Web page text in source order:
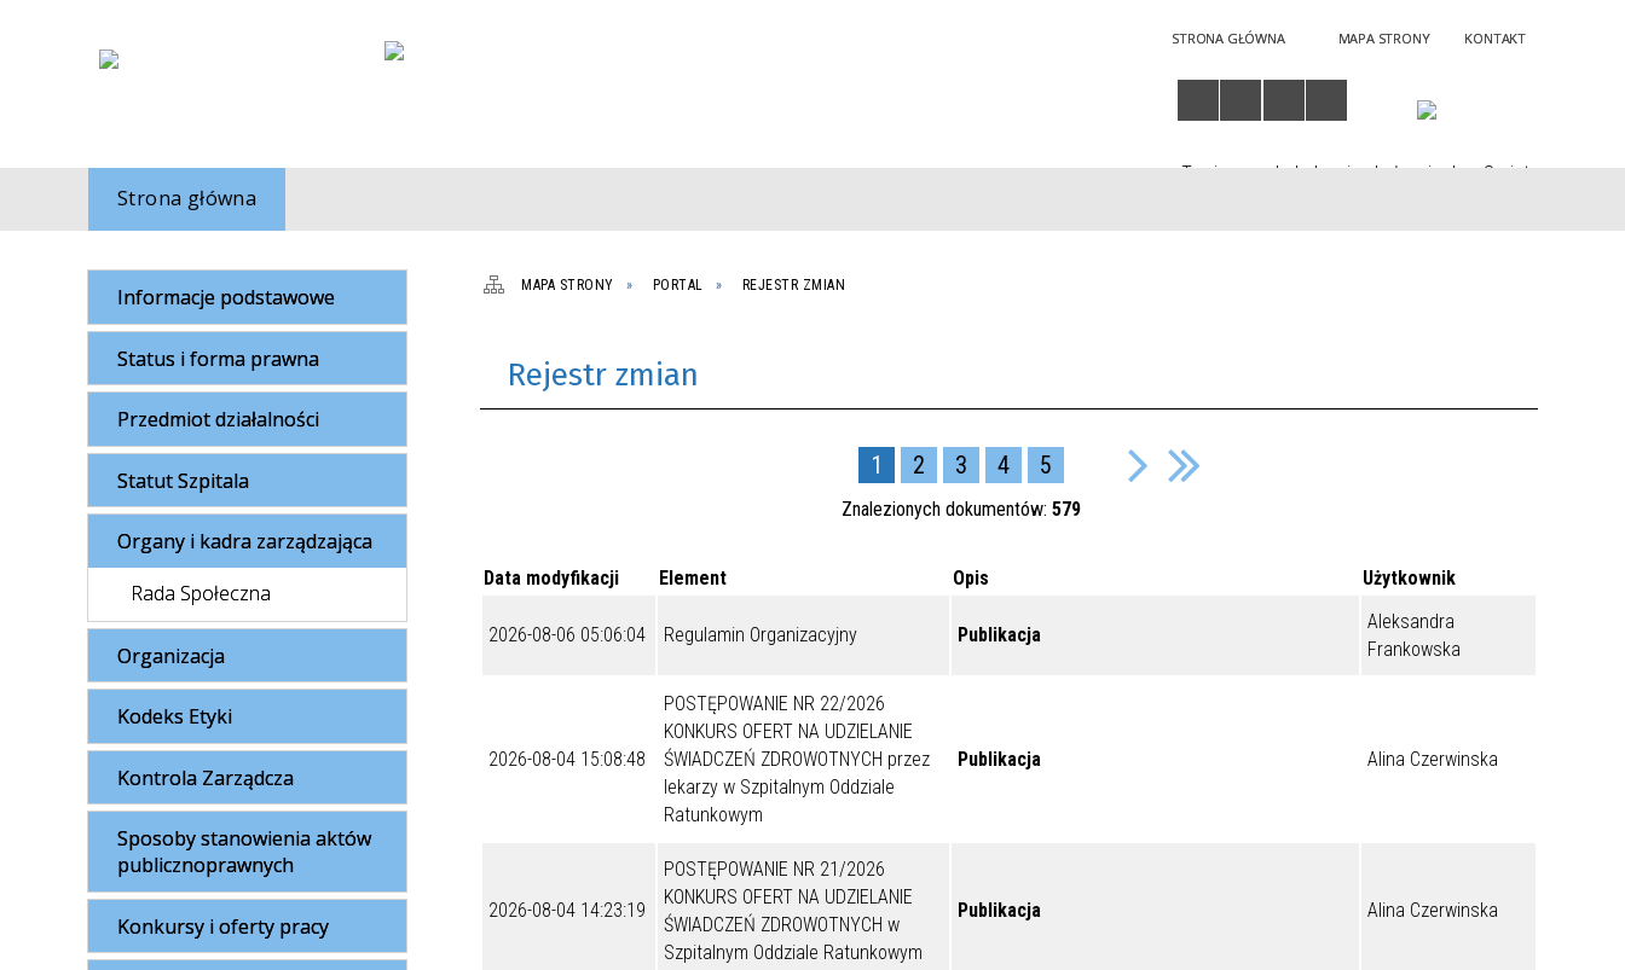
STRONA GŁÓWNA MAPA STRONY KONTAKT
Twoja przeglądarka nie obsługuje JavaScript
Strona główna
Informacje podstawowe
Status i forma prawna
Przedmiot działalności
Statut Szpitala
Organy i kadra zarządzająca
Rada Społeczna
Organizacja
Kodeks Etyki
Kontrola Zarządcza
Sposoby stanowienia aktów
publicznoprawnych
Konkursy i oferty pracy
MAPA STRONY PORTAL REJESTR ZMIAN
Rejestr zmian
1 2 3 4 5
Znalezionych dokumentów: 579
Data modyfikacji Element Opis Użytkownik
2026-08-06 05:06:04 Regulamin Organizacyjny Publikacja
Aleksandra
Frankowska
2026-08-04 15:08:48
POSTĘPOWANIE NR 22/2026
KONKURS OFERT NA UDZIELANIE
ŚWIADCZEŃ ZDROWOTNYCH przez
lekarzy w Szpitalnym Oddziale
Ratunkowym
Publikacja Alina Czerwinska
2026-08-04 14:23:19
POSTĘPOWANIE NR 21/2026
KONKURS OFERT NA UDZIELANIE
ŚWIADCZEŃ ZDROWOTNYCH w
Szpitalnym Oddziale Ratunkowym
Publikacja Alina Czerwinska